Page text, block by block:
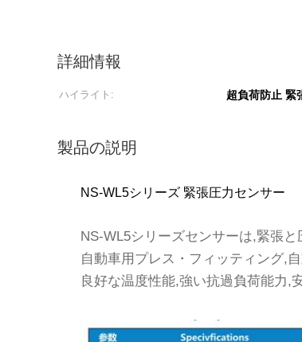
詳細情報
ハイライト: 超負荷防止 緊
製品の説明
NS-WL5シリーズ 緊張圧力センサー
NS-WL5シリーズセンサーは,緊張と
自動車用プレス・フィッティング,
良好な温度性能,強い抗過負荷能力,